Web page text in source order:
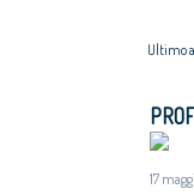
Ultimo
17